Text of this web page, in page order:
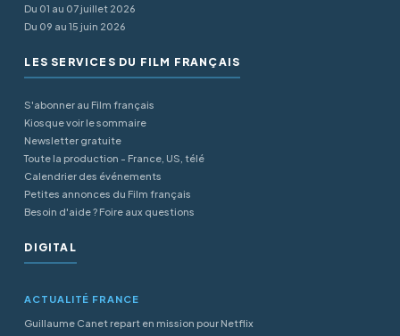
Du 01 au 07 juillet 2026
Du 09 au 15 juin 2026
LES SERVICES DU FILM FRANÇAIS
S'abonner au Film français
Kiosque voir le sommaire
Newsletter gratuite
Toute la production - France, US, télé
Calendrier des événements
Petites annonces du Film français
Besoin d'aide ? Foire aux questions
DIGITAL
ACTUALITÉ FRANCE
Guillaume Canet repart en mission pour Netflix